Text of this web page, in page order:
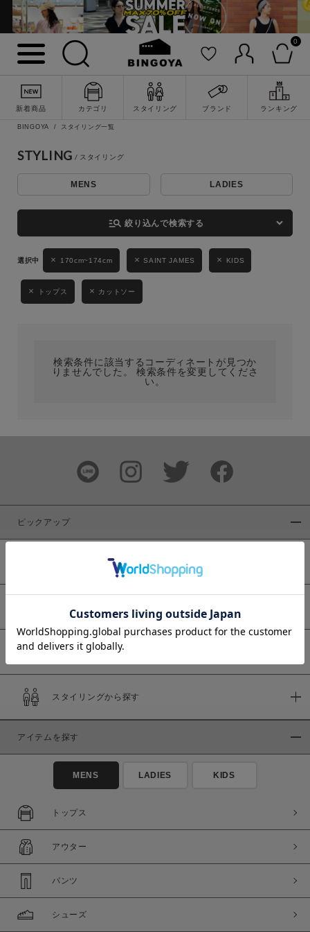
0
新着商品 カテゴリ スタイリング ブランド ランキング
詳細検索
キーワード
性別
MENS LADIES KIDS
ブランド
商品タイプ
通常商品
セール価格
在庫
在庫あり
BINGOYA スタイリング一覧
STYLING
MENS LADIES
manage_search 絞り込んで検索する
170cm~174cm SAINT JAMES KIDS
トップス カットソー
検索条件に該当するコーディネートが見つか
りませんでした。 検索条件を変更してくださ
い。
ピックアップ
予約商品
スタイリングから探す
アイテムを探す
MENS LADIES KIDS
トップス
アウター
パンツ
シューズ